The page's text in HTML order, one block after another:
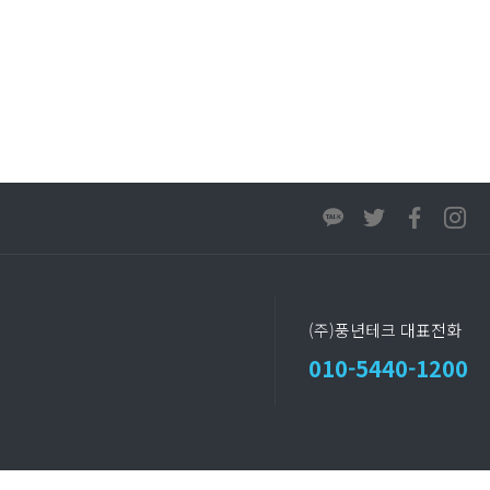
(주)풍년테크 대표전화
010-5440-1200